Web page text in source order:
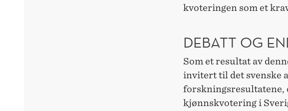
kvoteringen som et
DEBATT OG
Som et resultat av
invitert til det svenske
forskningsresultatene,
kjønnskvotering i